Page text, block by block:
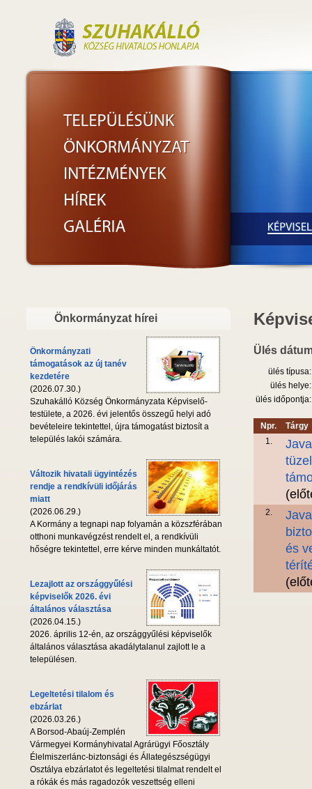
Önkormányzat hírei
Önkormányzati
támogatások az új tanév
kezdetére
(2026.07.30.)
Szuhakálló Község Önkormányzata Képviselő-
testülete, a 2026. évi jelentős összegű helyi adó
bevételeire tekintettel, újra támogatást biztosít a
település lakói számára.
Változik hivatali ügyintézés
rendje a rendkívüli időjárás
miatt
(2026.06.29.)
A Kormány a tegnapi nap folyamán a közszférában
otthoni munkavégzést rendelt el, a rendkívüli
hőségre tekintettel, erre kérve minden munkáltatót.
Lezajlott az országgyűlési
képviselők 2026. évi
általános választása
(2026.04.15.)
2026. április 12-én, az országgyűlési képviselők
általános választása akadálytalanul zajlott le a
településen.
Legeltetési tilalom és
ebzárlat
(2026.03.26.)
A Borsod-Abaúj-Zemplén
Vármegyei Kormányhivatal Agrárügyi Főosztály
Élelmiszerlánc-biztonsági és Állategészségügyi
Osztálya ebzárlatot és legeltetési tilalmat rendelt el
a rókák és más ragadozók veszettség elleni
Ülés
ülés típusa:
ülés helye:
ülés időpontja:
Npr.
Tárgy
1.
2.
és